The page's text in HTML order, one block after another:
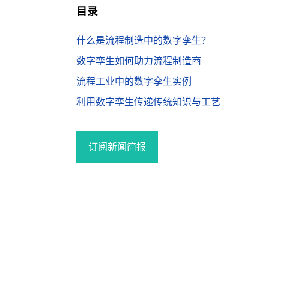
目录
什么是流程制造中的数字孪生？
数字孪生如何助力流程制造商
流程工业中的数字孪生实例
利用数字孪生传递传统知识与工艺
订阅新闻简报